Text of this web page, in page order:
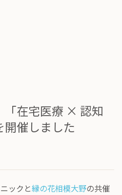
「在宅医療 × 認知
催しました
ックと縁の花相模大野の共催